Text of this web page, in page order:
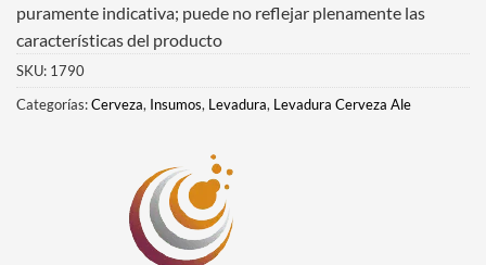
puramente indicativa; puede no reflejar plenamente las
características del producto
SKU: 1790
Categorías:Cerveza, Insumos, Levadura, Levadura Cerveza Ale